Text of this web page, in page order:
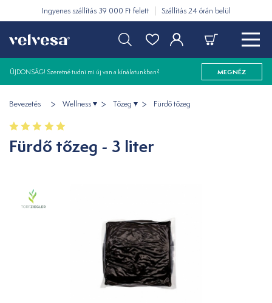
Ingyenes szállítás 39 000 Ft felett Szállítás 24 órán belül
ÚJDONSÁG! Szeretné tudni mi új van a kínálatunkban? MEGNÉZ
Bevezetés Wellness Tőzeg Fürdő tőzeg
Fürdő tőzeg - 3 liter